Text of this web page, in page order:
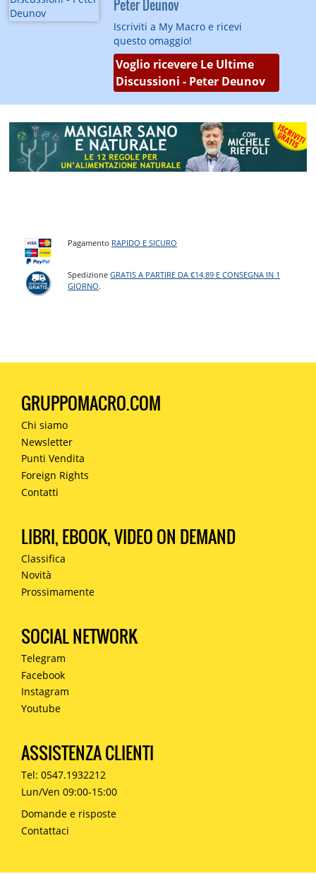
Peter Deunov
Iscriviti a My Macro e ricevi
questo omaggio!
Voglio ricevere Le Ultime
Discussioni - Peter Deunov
Pagamento RAPIDO E SICURO
SpedizioneGRATIS A PARTIRE DA €14,89 E CONSEGNA IN 1
GIORNO.
GRUPPOMACRO.COM
Chi siamo
Newsletter
Punti Vendita
Foreign Rights
Contatti
LIBRI, EBOOK, VIDEO ON DEMAND
Classifica
Novità
Prossimamente
SOCIAL NETWORK
Telegram
Facebook
Instagram
Youtube
ASSISTENZA CLIENTI
Tel: 0547.1932212
Lun/Ven 09:00-15:00
Domande e risposte
Contattaci